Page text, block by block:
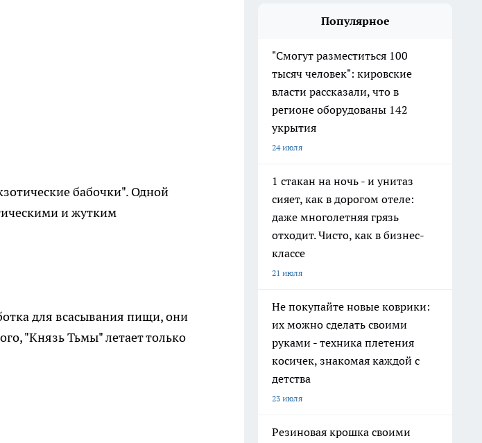
бабочки". Одной
и жутким
для всасывания пищи, они
"Князь Тьмы" летает только
Популярное
"Смогут разместиться 100
тысяч человек": кировские
власти рассказали, что в
регионе оборудованы 142
укрытия
24 июля
1 стакан на ночь - и унитаз
сияет, как в дорогом отеле:
даже многолетняя грязь
отходит. Чисто, как в бизнес-
классе
21 июля
Не покупайте новые коврики:
их можно сделать своими
руками - техника плетения
косичек, знакомая каждой с
детства
23 июля
Резиновая крошка своими